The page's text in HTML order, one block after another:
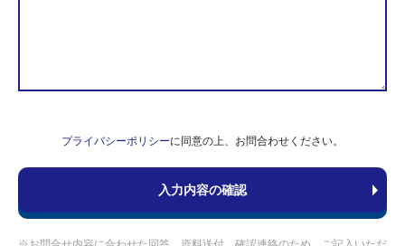
プライバシーポリシーに同意の上、お問合わせください。